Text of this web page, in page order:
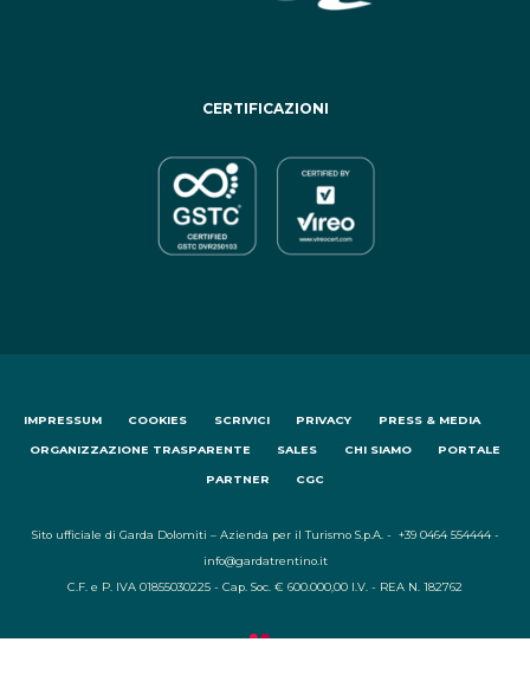
CERTIFICAZIONI
IMPRESSUM COOKIES SCRIVICI PRIVACY PRESS & MEDIA
ORGANIZZAZIONE TRASPARENTE SALES CHI SIAMO PORTALE
PARTNER CGC
Sito ufficiale di Garda Dolomiti – Azienda per il Turismo S.p.A. - +39 0464 554444 -
info@gardatrentino.it
C.F. e P. IVA 01855030225 - Cap. Soc. € 600.000,00 I.V. - REA N. 182762